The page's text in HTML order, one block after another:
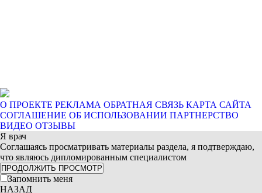
О ПРОЕКТЕ РЕКЛАМА ОБРАТНАЯ СВЯЗЬ КАРТА САЙТА
СОГЛАШЕНИЕ ОБ ИСПОЛЬЗОВАНИИ ПАРТНЕРСТВО
ВИДЕО ОТЗЫВЫ
Я врач
Соглашаясь просматривать материалы раздела, я подтверждаю,
что являюсь дипломированным специалистом
ПРОДОЛЖИТЬ ПРОСМОТР
Запомнить меня
НАЗАД